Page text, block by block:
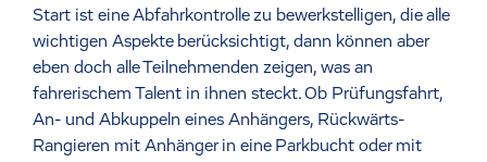
Start ist eine Abfahrkontrolle zu bewerkstelligen, die alle
wichtigen Aspekte berücksichtigt, dann können aber
eben doch alle Teilnehmenden zeigen, was an
fahrerischem Talent in ihnen steckt. Ob Prüfungsfahrt,
An- und Abkuppeln eines Anhängers, Rückwärts-
Rangieren mit Anhänger in eine Parkbucht oder mit